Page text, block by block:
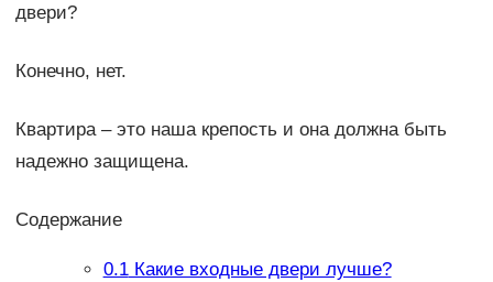
двери?
Конечно, нет.
Квартира – это наша крепость и она должна быть
надежно защищена.
Содержание
0.1Какие входные двери лучше?